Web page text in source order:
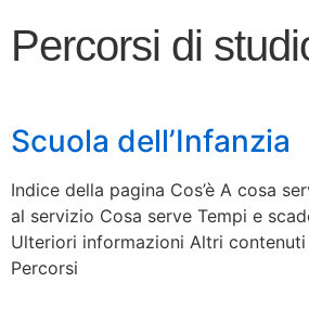
Percorsi di
Scuola dell’Infanzia
Indice della pagina Cos’è A cosa
al servizio Cosa serve Tempi e
Ulteriori informazioni Altri contenuti
Percorsi